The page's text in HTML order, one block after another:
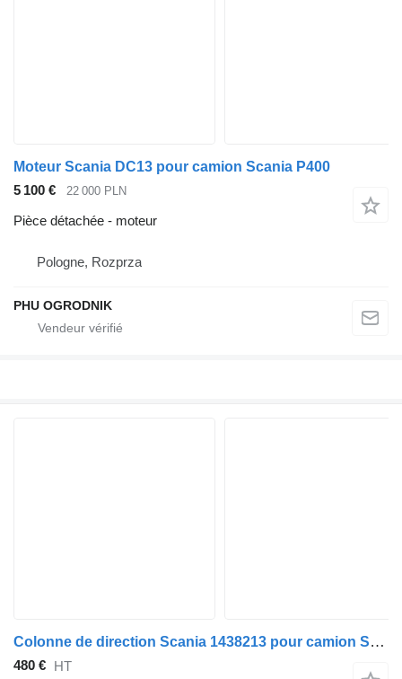
Moteur Scania DC13 pour camion Scania P400
5 100 €
22 000 PLN
Pièce détachée - moteur
Pologne, Rozprza
PHU OGRODNIK
Colonne de direction Scania 1438213 pour camion Scania P400
480 € HT